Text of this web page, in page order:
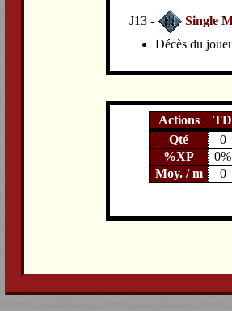
J13 -
Single
Décès du
Actions
TD
Qté
0
%XP
0%
Moy. / m
0